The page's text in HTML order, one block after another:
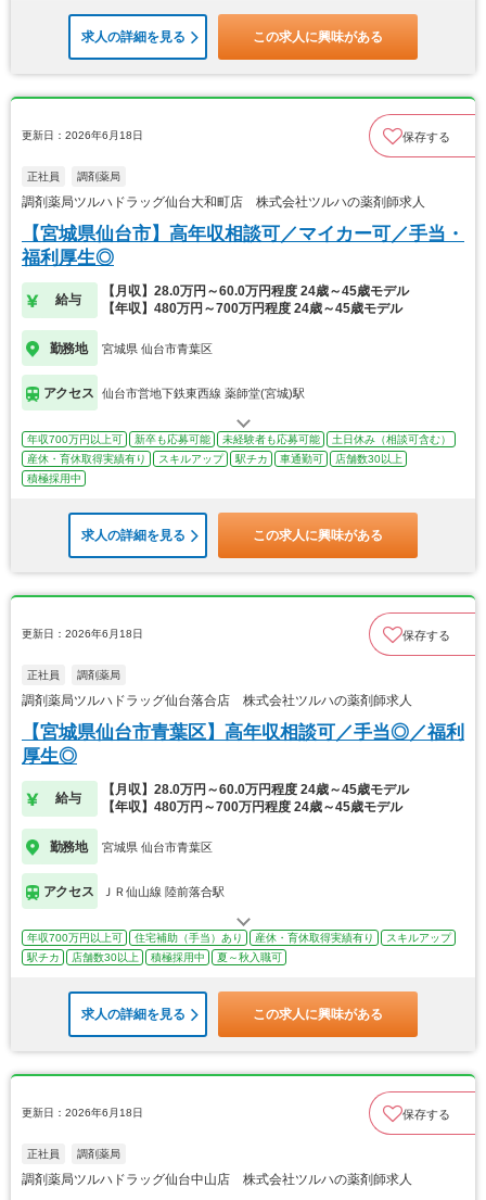
求人の詳細を見る この求人に興味がある
更新日：2026年6月18日 保存する
正社員 調剤薬局
調剤薬局ツルハドラッグ仙台大和町店 株式会社ツルハの薬剤師求人
【宮城県仙台市】高年収相談可／マイカー可／手当・
福利厚生◎
給与
【月収】28.0万円～60.0万円程度 24歳～45歳モデル
【年収】480万円～700万円程度 24歳～45歳モデル
勤務地 宮城県 仙台市青葉区
アクセス 仙台市営地下鉄東西線 薬師堂(宮城)駅
年収700万円以上可 新卒も応募可能 未経験者も応募可能
土日休み（相談可含む）
産休・育休取得実績有り
スキルアップ 駅チカ 車通勤可
店舗数30以上
積極採用中
求人の詳細を見る この求人に興味がある
更新日：2026年6月18日 保存する
正社員 調剤薬局
調剤薬局ツルハドラッグ仙台落合店 株式会社ツルハの薬剤師求人
【宮城県仙台市青葉区】高年収相談可／手当◎／福利
厚生◎
給与
【月収】28.0万円～60.0万円程度 24歳～45歳モデル
【年収】480万円～700万円程度 24歳～45歳モデル
勤務地 宮城県 仙台市青葉区
アクセス ＪＲ仙山線 陸前落合駅
年収700万円以上可 住宅補助（手当）あり 産休・育休取得実績有り
スキルアップ
駅チカ
店舗数30以上 積極採用中 夏～秋入職可
求人の詳細を見る この求人に興味がある
更新日：2026年6月18日 保存する
正社員 調剤薬局
調剤薬局ツルハドラッグ仙台中山店 株式会社ツルハの薬剤師求人